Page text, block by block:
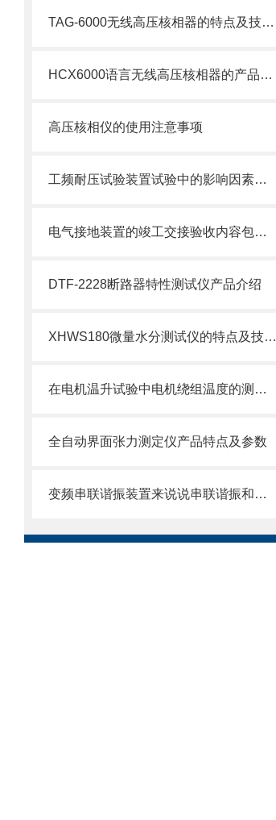
TAG-6000无线高压核相器的特点及技术参数
HCX6000语言无线高压核相器的产品介绍
高压核相仪的使用注意事项
工频耐压试验装置试验中的影响因素及使用注意
电气接地装置的竣工交接验收内容包括哪些？
DTF-2228断路器特性测试仪产品介绍
XHWS180微量水分测试仪的特点及技术参数
在电机温升试验中电机绕组温度的测量方法
全自动界面张力测定仪产品特点及参数
变频串联谐振装置来说说串联谐振和并联谐振区别